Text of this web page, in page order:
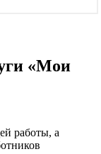
«Мои
работы, а